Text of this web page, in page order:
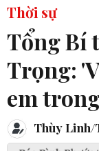
Thời sự
Tổng Bí
Trọng:
em
Thùy Linh/